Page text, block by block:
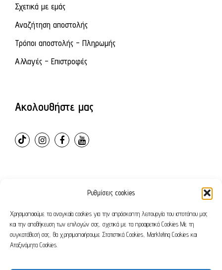
Ρυθμίσεις cookies
Χρησιμοποιούμε τα αναγκαία cookies για την απρόσκοπτη λειτουργία του ιστοτόπου μας
και την αποθήκευση των επιλογών σας, σχετικά με τα προαιρετικά Cookies Με τη
συγκατάθεσή σας, θα χρησιμοποιήσουμε Στατιστικά Cookies, Markteting Cookies και
Αταξινόμητα Cookies.
Σχετικά με εμάς
Αναζήτηση αποστολής
Τρόποι αποστολής - Πληρωμής
Αλλαγές - Επιστροφές
Ακολουθήστε μας
© 2024 – ovvioanatomic. All Rights Reserved. E-shop
developed by Webleaders.gr